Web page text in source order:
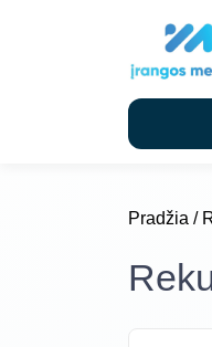
Pradžia /